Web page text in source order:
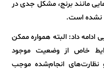
مانند برنج، مشکل جدی در
نشده است.
ادامه داد: البته همواره ممکن
خاص از وضعیت موجود
و نظارت‌های انجام‌شده موجب